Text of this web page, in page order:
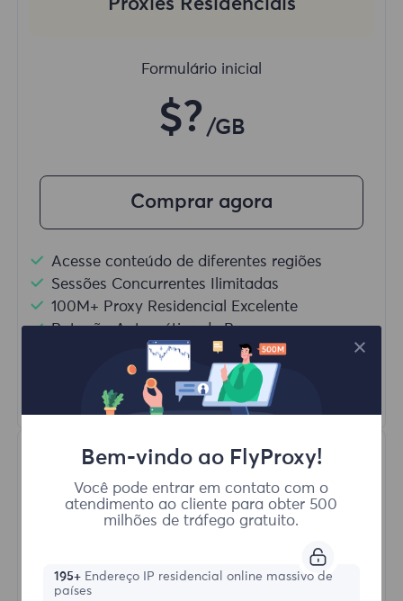
Proxies Residenciais
Formulário inicial
$? /GB
Comprar agora
Acesse conteúdo de diferentes regiões
Sessões Concurrentes Ilimitadas
100M+ Proxy Residencial Excelente
Rotação Automática de Proxy
HTTP(S)/SOCKS5
Saber mais
Proxies Residenciais Ilimitados
Bem-vindo ao FlyProxy!
Você pode entrar em contato com o
atendimento ao cliente para obter 500
milhões de tráfego gratuito.
195+Endereço IP residencial online massivo de
países